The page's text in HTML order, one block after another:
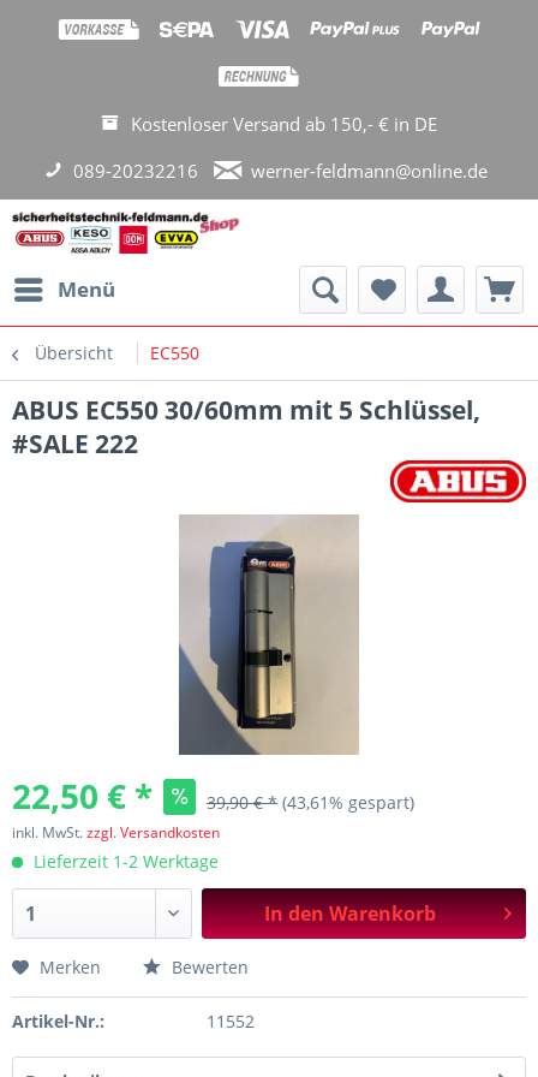
Kostenloser Versand ab 150,- € in DE
089-20232216
werner-feldmann@online.de
Menü
Übersicht EC550
ABUS EC550 30/60mm mit 5 Schlüssel,
#SALE 222
22,50 € * 39,90 € * (43,61% gespart)
inkl. MwSt.zzgl. Versandkosten
Lieferzeit 1-2 Werktage
In denWarenkorb
Merken Bewerten
Artikel-Nr.: 11552